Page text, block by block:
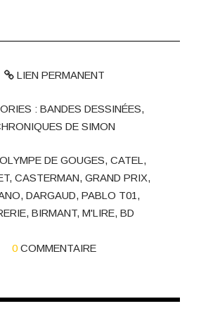
LIEN PERMANENT
: BANDES DESSINÉES,
DE SIMON
OLYMPE DE GOUGES, CATEL ,
, CASTERMAN, GRAND PRIX,
, DARGAUD, PABLO T01 ,
,BIRMANT,M'LIRE,BD
0 COMMENTAIRE